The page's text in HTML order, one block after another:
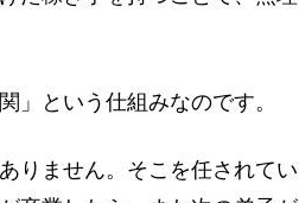
という仕組みなのです。
りません。そこを任されてい